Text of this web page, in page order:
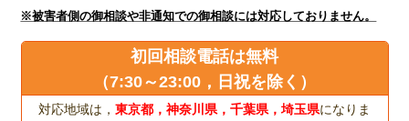
※被害者側の御相談や非通知での御相談には対応しておりません。
初回相談電話は無料
（7:30～23:00，日祝を除く）
対応地域は， 東京都，神奈川県，千葉県，埼玉県になりま